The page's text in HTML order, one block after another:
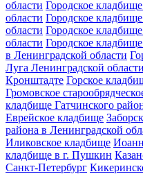
области Городское
области Городское
области Городское
области Городское
в Ленинградской области
Луга Ленинградской области
Кронштадте Горское
Громовское
кладбище Гатчинского
Еврейское кладбище
района в Ленинградской
Иликовское кладбище
кладбище в г. Пушкин
Санкт-Петербург